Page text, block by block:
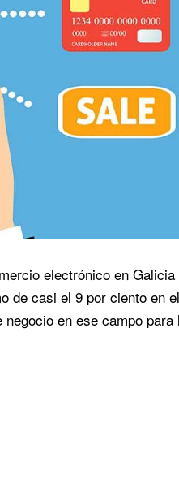
electrónico en Galicia
de casi el 9 por ciento en el
en ese campo para